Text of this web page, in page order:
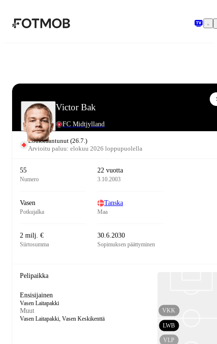
Victor Bak
FC Midtjylland
Loukkaantunut (26.7.)
Arvioitu paluu: elokuu 2026 loppupuolella
55
Numero
22 vuotta
3.10.2003
Vasen
Potkujalka
Tanska
Maa
2 milj. €
Siirtosumma
30.6.2030
Sopimuksen päättyminen
Pelipaikka
Ensisijainen
Vasen Laitapakki
Muut
Vasen Laitapakki, Vasen Keskikenttä
VLP
LWB
VKK